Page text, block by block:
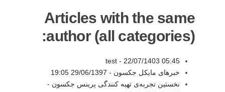
Articles with the same
author (all categories):
test - 22/07/1403 05:45
خبرهای مایکل جکسون - 29/06/1397 19:05
نخستین تجربه‌ی تهیه کنندگی پرینس جکسون -